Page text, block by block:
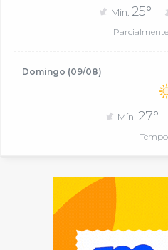
Mín. 25°
Domingo (09/08)
Mín. 27°